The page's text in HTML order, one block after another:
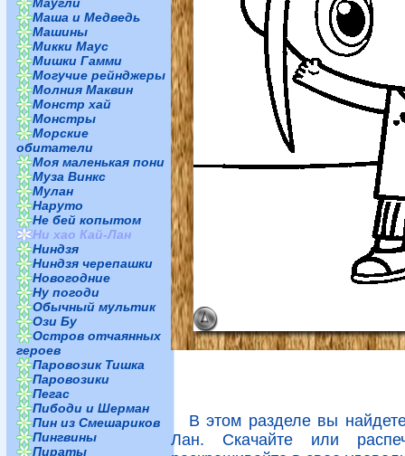
Маша и Медведь
Машины
Микки Маус
Мишки Гамми
Могучие рейнджеры
Молния Маквин
Монстр хай
Монстры
Морские
обитатели
Моя маленькая пони
Муза Винкс
Мулан
Наруто
Не бей копытом
Ни хао Кай-Лан
Ниндзя
Ниндзя черепашки
Новогодние
Ну погоди
Обычный мультик
Ози Бу
Остров отчаянных
героев
Паровозик Тишка
Паровозики
Пегас
Пибоди и Шерман
Пин из Смешариков
Пингвины
Пираты
В этом разделе вы
Лан. Скачайте или